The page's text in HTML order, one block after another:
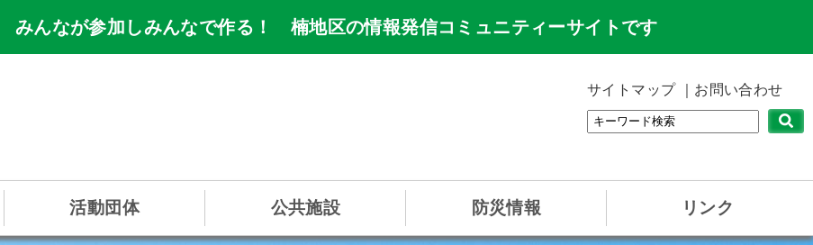
んなが参加しみんなで作る！ 楠地区の情報発信コミュニティーサイトです
サイトマップ お問い合わせ
活動団体 公共施設 防災情報 リンク